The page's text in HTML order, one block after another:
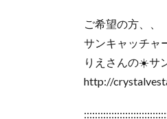
ご希望の方、、
サンキャッチャ
りえさんの☀️サ
http://